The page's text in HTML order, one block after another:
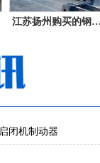
品江苏扬州购买的钢
闭机制动器